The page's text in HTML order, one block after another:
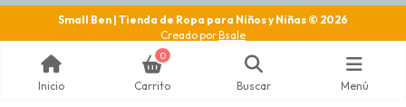
Small Ben | Tienda de Ropa para Niños y Niñas © 2026
Creado porBsale
Inicio
0
Carrito Buscar Menú